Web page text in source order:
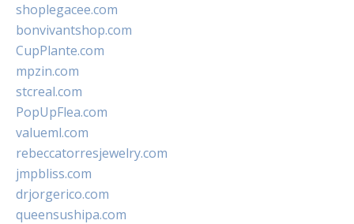
shoplegacee.com
bonvivantshop.com
CupPlante.com
mpzin.com
stcreal.com
PopUpFlea.com
valueml.com
rebeccatorresjewelry.com
jmpbliss.com
drjorgerico.com
queensushipa.com